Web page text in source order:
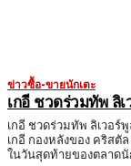
ข่าวซื้อ-ขายนักเตะ
เกอี ชวดร่วมทัพ ลิเ
เกอี ชวดร่วมทัพ ลิเวอร์
เกอี กองหลังของ คริสตั
ในวันสุดท้ายของตลาดนัก